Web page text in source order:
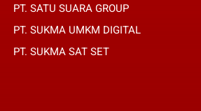
PT. SATU SUARA GROUP
PT. SUKMA UMKM DIGITAL
PT. SUKMA SAT SET